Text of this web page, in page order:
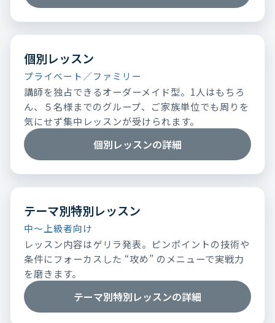
個別レッスン
プライベート／ファミリー
講師を独占できるオーダーメイド型。1人はもちろ
ん、５名様までのグループ、ご家族単位でも周りを
気にせず集中レッスンが受けられます。
個別レッスンの詳細
テーマ別特別レッスン
中～上級者向け
レッスン内容はゲリラ発表。ピンポイントの技術や
条件にフォーカスした “攻め” のメニューで実戦力
を磨きます。
テーマ別特別レッスンの詳細